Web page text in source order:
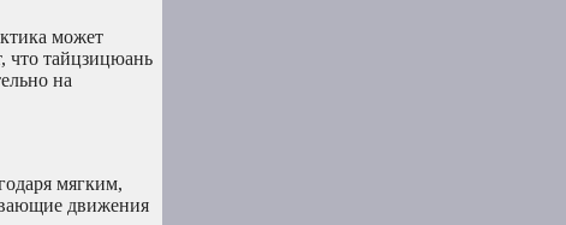
может
что тайцзицюань
на
мягким,
движения